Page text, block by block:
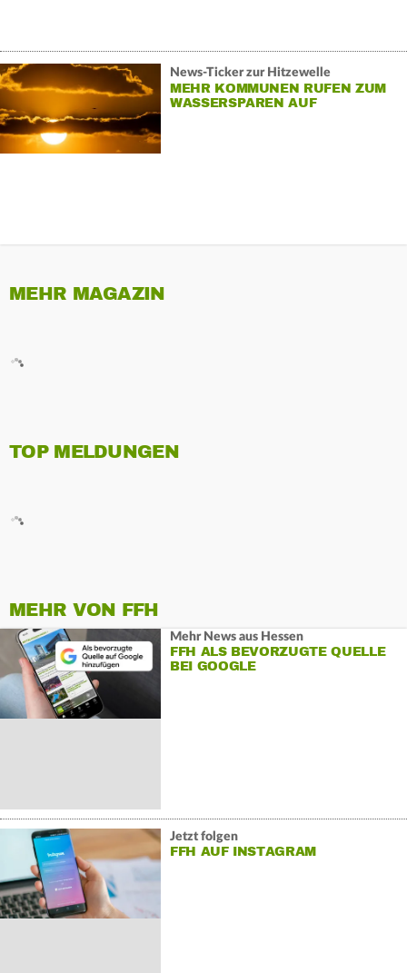
News-Ticker zur Hitzewelle
MEHR KOMMUNEN RUFEN ZUM
WASSERSPAREN AUF
MEHR MAGAZIN
TOP MELDUNGEN
MEHR VON FFH
Mehr News aus Hessen
FFH ALS BEVORZUGTE QUELLE
BEI GOOGLE
Jetzt folgen
FFH AUF INSTAGRAM